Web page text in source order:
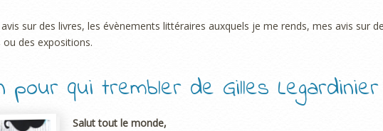
sur des livres, les évènements littéraires auxquels je me rends, mes avis sur
des expositions.
pour qui trembler de Gilles
Salut tout le monde,